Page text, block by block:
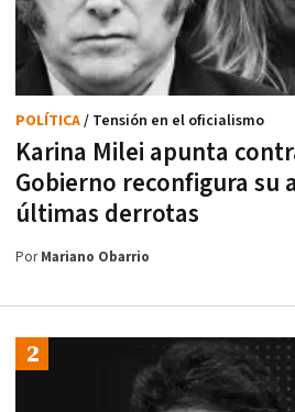
Karina Milei apunta
Gobierno reconfigura su
últimas derrotas
POLÍTICA/ Tensión en el oficialismo
PorMariano Obarrio